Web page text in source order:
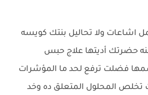
اشاعات ولا تحاليل بنتك كويسه
حضرتك أديتها علاج حبس
فضلت ترفع لحد ما المؤشرات
تخلص المحلول المتعلق ده وخد